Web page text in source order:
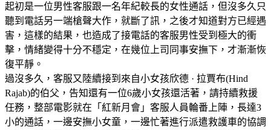
起初是一位男性客服跟一名年紀較長的女性通話，但沒多久只
聽到電話另一端槍聲大作，就斷了訊，之後才知道對方已經遇
害，這樣的結果，也造成了接電話的客服男性受到極大的衝
擊，情緒變得十分不穩定，在幾位上司同事安撫下，才漸漸恢
復平靜。
過沒多久，客服又陸續接到來自小女孩欣德 · 拉賈布(Hind
Rajab)的伯父，告知還有一位6歲小女孩還活著，請持續救援
任務，整部電影就在「紅新月會」客服人員輪番上陣，長達3
小的通話，一邊安撫小女童，一邊忙著進行派遣救護車的協調